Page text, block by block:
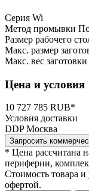
Серия Wi
Метод промывки
Размер рабочего
Макс. размер
Макс. вес заготовки
Цена и условия
10 727 785 RUB*
Условия доставки
DDP Москва
Запросить
* Цена рассчитана
периферии,
Стоимость товара
офертой.